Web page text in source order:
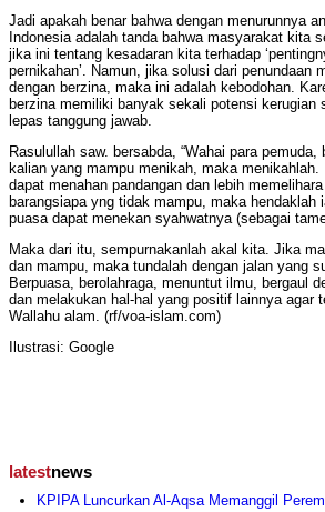
Jadi apakah benar bahwa dengan menurunnya
Indonesia adalah tanda bahwa masyarakat kita
jika ini tentang kesadaran kita terhadap
pernikahan’. Namun, jika solusi dari penundaan
dengan berzina, maka ini adalah kebodohan.
berzina memiliki banyak sekali potensi kerugian
lepas tanggung jawab.
Rasulullah saw. bersabda, “Wahai para pemuda,
kalian yang mampu menikah, maka
dapat menahan pandangan dan lebih
barangsiapa yng tidak mampu, maka hendaklah
puasa dapat menekan syahwatnya (sebagai
Maka dari itu, sempurnakanlah akal kita. Jika
dan mampu, maka tundalah dengan jalan yang
Berpuasa, berolahraga, menuntut ilmu, bergaul
dan melakukan hal-hal yang positif lainnya agar
Wallahu alam. (rf/voa-islam.com)
Ilustrasi: Google
latestnews
KPIPA Luncurkan Al-Aqsa Memanggil